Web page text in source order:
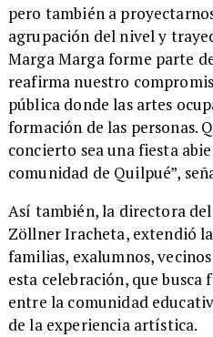
pero también a
agrupación del nivel y
Marga Marga forme parte
reafirma nuestro
pública donde las artes
formación de las personas.
concierto sea una fiesta
comunidad de Quilpué”,
​Así también, la directora
Zöllner Iracheta, extendió
familias, exalumnos,
esta celebración, que
entre la comunidad
de la experiencia artística.